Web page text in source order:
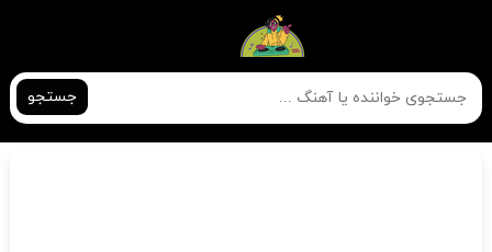
جستجو